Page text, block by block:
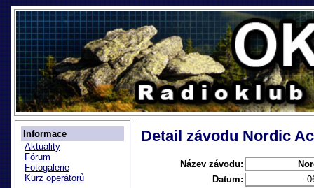
Informace
Aktuality
Fórum
Fotogalerie
Kurz operátorů
Detail závodu Nordic
Název závodu:
Datum: